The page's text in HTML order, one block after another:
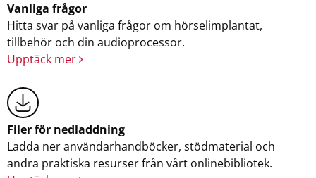
Vanliga frågor
Hitta svar på vanliga frågor om hörselimplantat,
tillbehör och din audioprocessor.
Upptäck mer
Filer för nedladdning
Ladda ner användarhandböcker, stödmaterial och
andra praktiska resurser från vårt onlinebibliotek.